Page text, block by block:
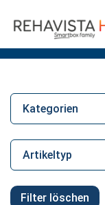
for:
Kategorien
Artikeltyp
Filter löschen